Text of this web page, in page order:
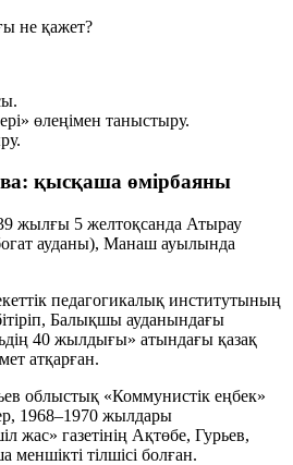
не қажет?
өлеңімен таныстыру.
қысқаша өмірбаяны
жылғы 5 желтоқсанда Атырау
ауданы), Манаш ауылында
педагогикалық институтының
Балықшы ауданындағы
40 жылдығы» атындағы қазақ
атқарған.
облыстық «Коммунистік еңбек»
1968–1970 жылдары
жас» газетінің Ақтөбе, Гурьев,
тілшісі болған.